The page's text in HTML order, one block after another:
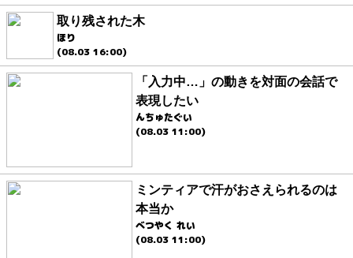
取り残された木
ほり
(08.03 16:00)
「入力中…」の動きを対面の会話で
表現したい
んちゅたぐい
(08.03 11:00)
ミンティアで汗がおさえられるのは
本当か
べつやく れい
(08.03 11:00)